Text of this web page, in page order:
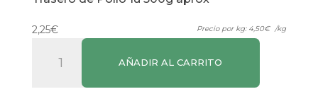
2,25€ Precio por kg: 4,50€ /kg
AÑADIR AL CARRITO